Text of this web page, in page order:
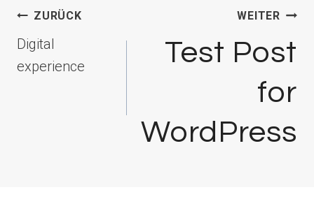
Beitragsnavigation
ZURÜCK
Digital
experience
WEITER
Test Post
for
WordPress